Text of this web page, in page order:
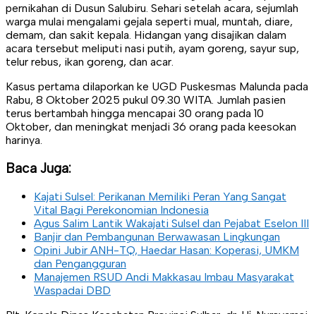
pernikahan di Dusun Salubiru. Sehari setelah acara, sejumlah
warga mulai mengalami gejala seperti mual, muntah, diare,
demam, dan sakit kepala. Hidangan yang disajikan dalam
acara tersebut meliputi nasi putih, ayam goreng, sayur sup,
telur rebus, ikan goreng, dan acar.
Kasus pertama dilaporkan ke UGD Puskesmas Malunda pada
Rabu, 8 Oktober 2025 pukul 09.30 WITA. Jumlah pasien
terus bertambah hingga mencapai 30 orang pada 10
Oktober, dan meningkat menjadi 36 orang pada keesokan
harinya.
Baca Juga:
Kajati Sulsel: Perikanan Memiliki Peran Yang Sangat
Vital Bagi Perekonomian Indonesia
Agus Salim Lantik Wakajati Sulsel dan Pejabat Eselon III
Banjir dan Pembangunan Berwawasan Lingkungan
Opini Jubir ANH-TQ, Haedar Hasan: Koperasi, UMKM
dan Pengangguran
Manajemen RSUD Andi Makkasau Imbau Masyarakat
Waspadai DBD